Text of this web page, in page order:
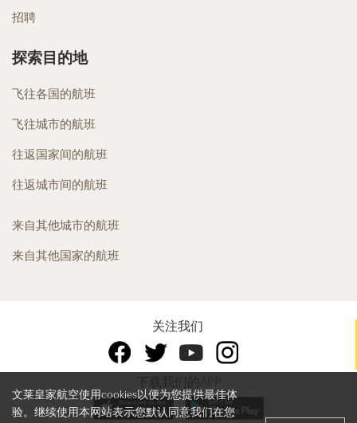
招聘
探索目的地
飞往各国的航班
飞往城市的航班
往返国家间的航班
往返城市间的航班
来自其他城市的航班
来自其他国家的航班
关注我们
下载我们的APP
文莱皇家航空使用cookies以便为您提供最佳体
验。继续使用本网站表示您默认同意我们在您